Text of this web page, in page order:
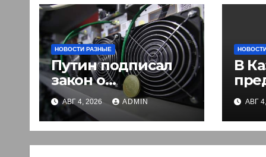
НОВОСТИ РАЗНЫЕ
Путин подписал
закон о
легализации
криптовалют в
России. Что нужно
АВГ 4, 2026 ADMIN
В
АВГ